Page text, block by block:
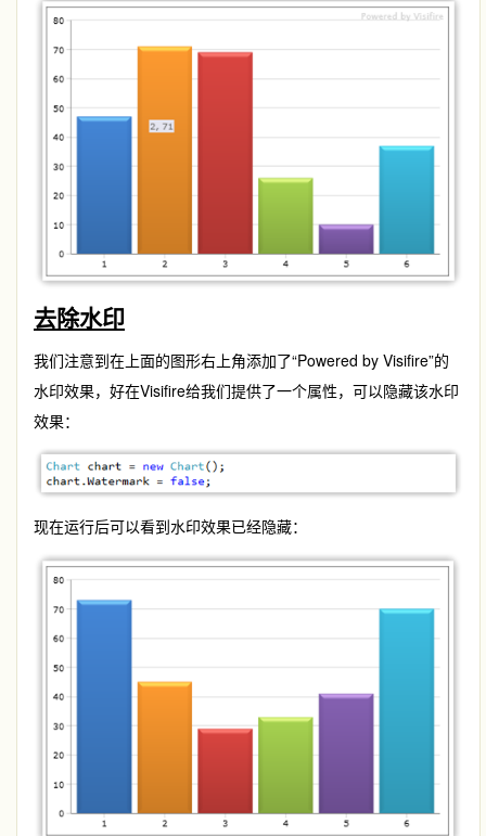
去除水印
我们注意到在上面的图形右上角添加了“Powered by Visifire”的
水印效果，好在Visifire给我们提供了一个属性，可以隐藏该水印
效果：
现在运行后可以看到水印效果已经隐藏：